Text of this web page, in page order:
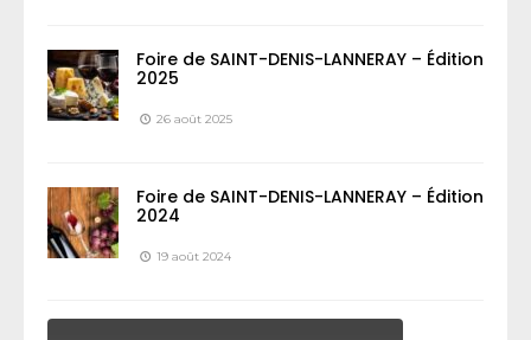
Foire de SAINT-DENIS-LANNERAY – Édition
2025
26 août 2025
Foire de SAINT-DENIS-LANNERAY – Édition
2024
19 août 2024